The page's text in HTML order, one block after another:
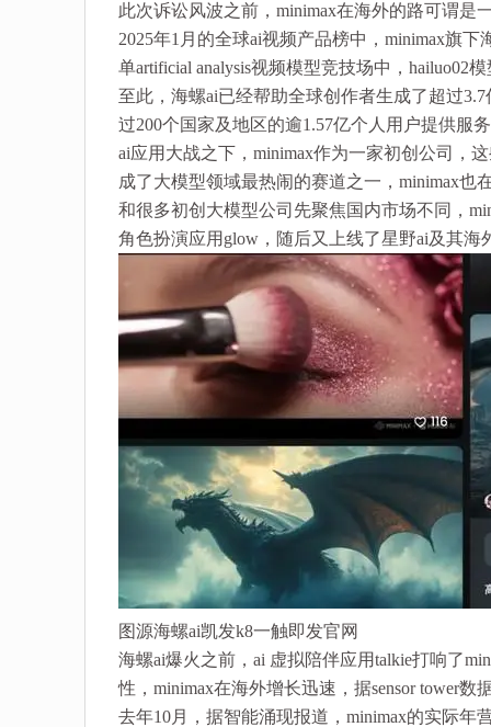
此次诉讼风波之前，minimax在海外的路可谓是
2025年1月的全球ai视频产品榜中，minimax旗
单artificial analysis视频模型竞技场中，hailuo02
至此，海螺ai已经帮助全球创作者生成了超过
过200个国家及地区的逾1.57亿个人用户提供服
ai应用大战之下，minimax作为一家初创公司，
成了大模型领域最热闹的赛道之一，minimax也
和很多初创大模型公司先聚焦国内市场不同，
角色扮演应用glow，随后又上线了星野ai及其海
图源海螺ai凯发k8一触即发官网
海螺ai爆火之前，ai 虚拟陪伴应用talkie打响了
性，minimax在海外增长迅速，据sensor tower
去年10月，据智能涌现报道，minimax的实际年